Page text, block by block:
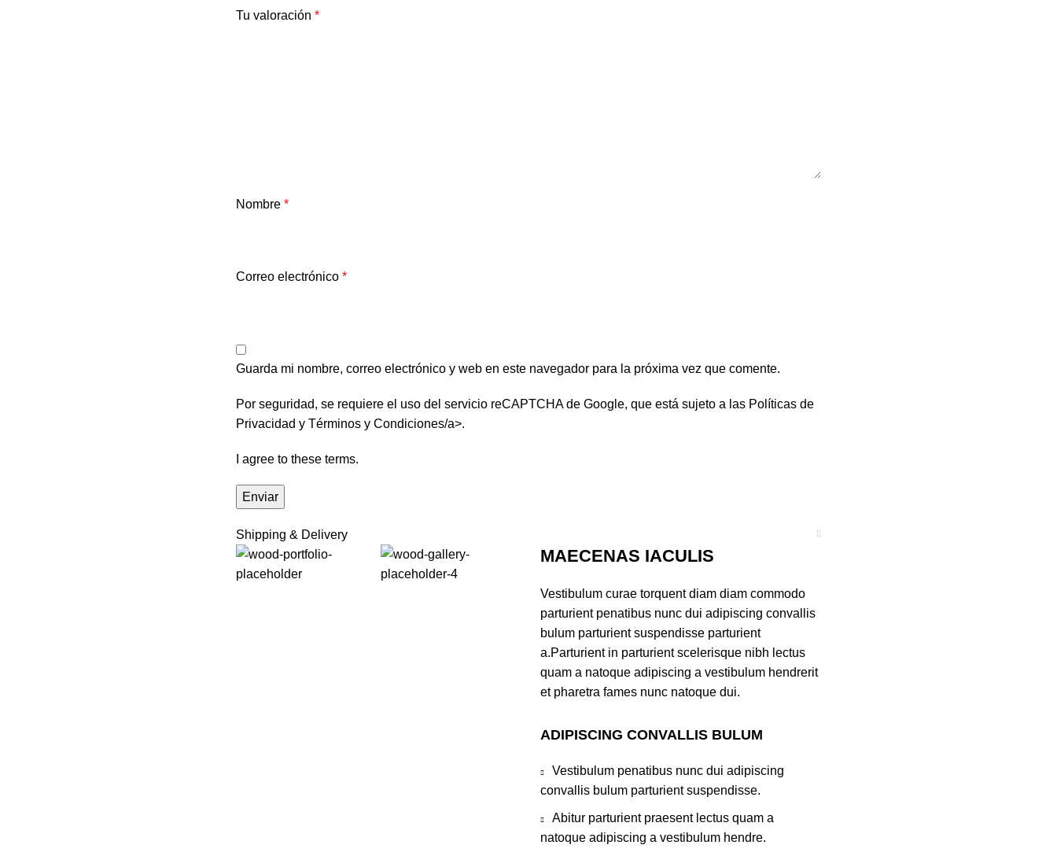
Tu valoración *
Nombre *
Correo electrónico *
Guarda mi nombre, correo electrónico y web en este navegador para la próxima vez que comente.
Por seguridad, se requiere el uso del servicio reCAPTCHA de Google, que está sujeto a las Políticas de
Privacidad y Términos y Condiciones/a>.
I agree to these terms.
Shipping & Delivery
MAECENAS IACULIS
Vestibulum curae torquent diam diam commodo
parturient penatibus nunc dui adipiscing convallis
bulum parturient suspendisse parturient
a.Parturient in parturient scelerisque nibh lectus
quam a natoque adipiscing a vestibulum hendrerit
et pharetra fames nunc natoque dui.
ADIPISCING CONVALLIS BULUM
Vestibulum penatibus nunc dui adipiscing
convallis bulum parturient suspendisse.
Abitur parturient praesent lectus quam a
natoque adipiscing a vestibulum hendre.